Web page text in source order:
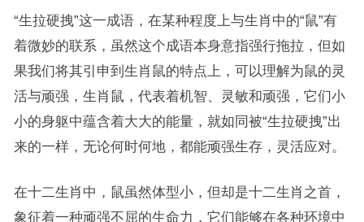
“生拉硬拽”这一成语，在某种程度上与生肖中的“鼠”有
着微妙的联系，虽然这个成语本身意指强行拖拉，但如
果我们将其引申到生肖鼠的特点上，可以理解为鼠的灵
活与顽强，生肖鼠，代表着机智、灵敏和顽强，它们小
小的身躯中蕴含着大大的能量，就如同被“生拉硬拽”出
来的一样，无论何时何地，都能顽强生存，灵活应对。
在十二生肖中，鼠虽然体型小，但却是十二生肖之首，
象征着一种顽强不屈的生命力，它们能够在各种环境中